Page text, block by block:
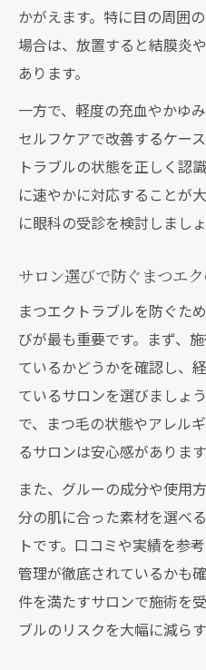
まつエクトラブル
術
まつ毛や目の健康を
まつエクと自まつ
コツ
まつエクトラブル
ポイント
まつエクトラブル
安
まつエク結膜炎な
かがえます。特に目の周囲
場合は、放置すると結膜炎
あります。
一方で、軽度の充血やかゆ
セルフケアで改善するケー
トラブルの状態を正しく認
に速やかに対応することが
に眼科の受診を検討しましょ
サロン選びで防ぐまつエ
まつエクトラブルを防ぐた
びが最も重要です。まず、
ているかどうかを確認し、
ているサロンを選びましょ
で、まつ毛の状態やアレル
るサロンは安心感があります
また、グルーの成分や使用
分の肌に合った素材を選べ
トです。口コミや実績を参
管理が徹底されているかも
件を満たすサロンで施術を
ブルのリスクを大幅に減ら